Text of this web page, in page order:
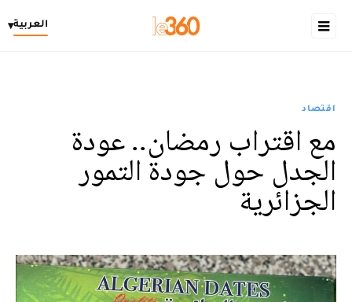
العربية▾
اقتصاد
مع اقتراب رمضان.. عودة
الجدل حول جودة التمور
الجزائرية